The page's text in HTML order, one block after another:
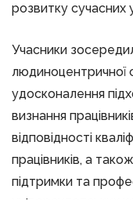
розвитку сучасних
Учасники
людиноцентричної
удосконалення
визнання
відповідності
працівників, а
підтримки та